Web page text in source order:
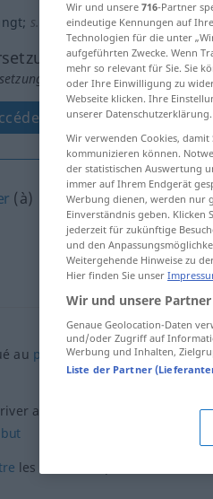
; s.
anklicken/antippen)
à
(à)
au public
au
but
les mains de
Wir und unsere 716-Partner
eindeutige Kennungen auf
Technologien für die unter
aufgeführten Zwecke. Wenn
mehr so relevant für Sie. Sie
oder Ihre Einwilligung zu
Webseite klicken. Ihre
unserer Datenschutzerklärung.
Wir verwenden Cookies,
kommunizieren können.
der statistischen Auswertung
immer auf Ihrem Endgerät
Werbung dienen, werden nur
Einverständnis geben. Klicken
jederzeit für zukünftige
und den
Weitergehende Hinweise zu
Hier finden Sie unser
Wir und unsere
Genaue Geolocation-Daten
und/oder Zugriff auf
Werbung und Inhalten,
Liste der Partner